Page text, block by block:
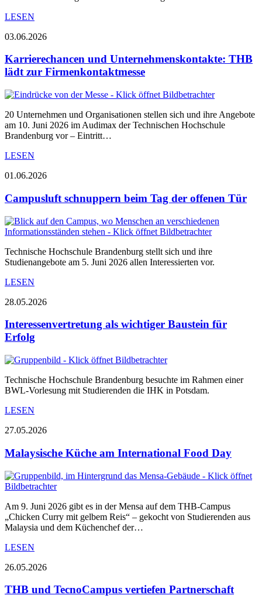
LESEN
03.06.2026
Karrierechancen und Unternehmenskontakte: THB
lädt zur Firmenkontaktmesse
20 Unternehmen und Organisationen stellen sich und ihre Angebote
am 10. Juni 2026 im Audimax der Technischen Hochschule
Brandenburg vor – Eintritt…
LESEN
01.06.2026
Campusluft schnuppern beim Tag der offenen Tür
Technische Hochschule Brandenburg stellt sich und ihre
Studienangebote am 5. Juni 2026 allen Interessierten vor.
LESEN
28.05.2026
Interessenvertretung als wichtiger Baustein für
Erfolg
Technische Hochschule Brandenburg besuchte im Rahmen einer
BWL-Vorlesung mit Studierenden die IHK in Potsdam.
LESEN
27.05.2026
Malaysische Küche am International Food Day
Am 9. Juni 2026 gibt es in der Mensa auf dem THB-Campus
„Chicken Curry mit gelbem Reis“ – gekocht von Studierenden aus
Malaysia und dem Küchenchef der…
LESEN
26.05.2026
THB und TecnoCampus vertiefen Partnerschaft